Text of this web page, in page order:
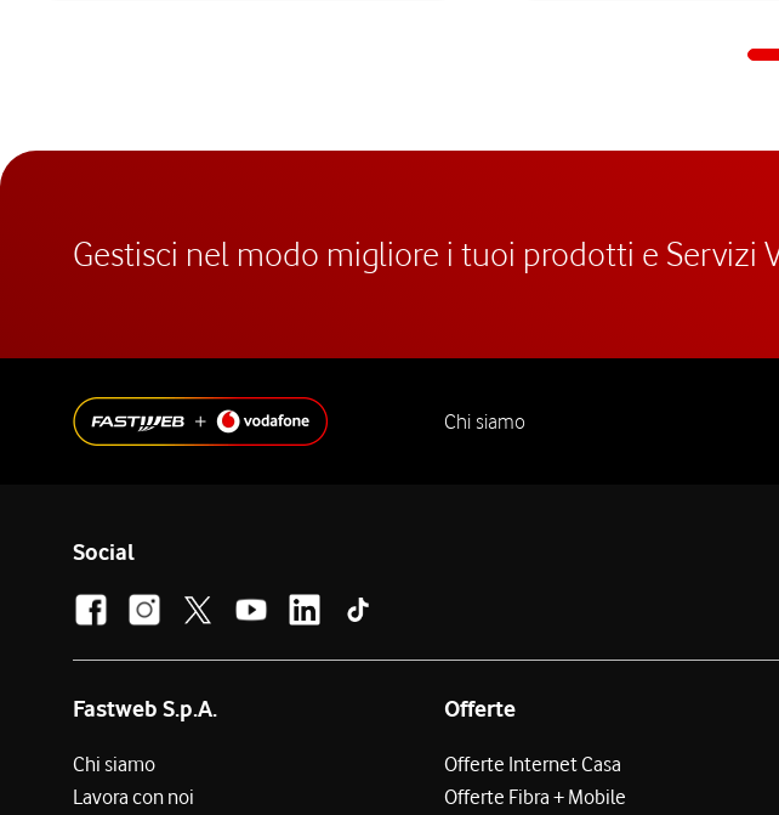
Gestisci nel modo migliore i tuoi prodotti e Servizi
Chi siamo
Social
Fastweb S.p.A.
Chi siamo
Lavora con noi
Offerte
Offerte Internet Casa
Offerte Fibra + Mobile